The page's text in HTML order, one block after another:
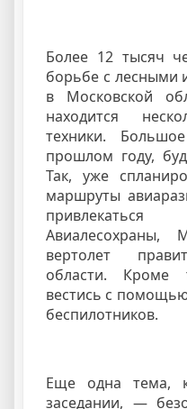
Более 12 тысяч
борьбе с
в Московской
находится
техники.
прошлом году,
Так, уже
маршруты
Авиалесохраны,
вертолет
области. Кроме
вестись с
беспилотников.
Еще одна тема,
заседании, —